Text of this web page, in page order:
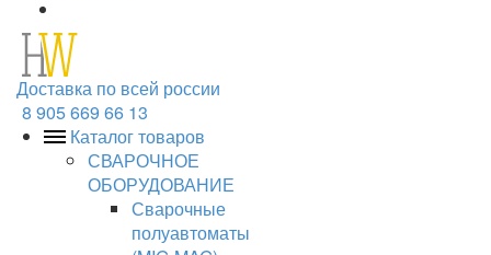
Доставка по всей россии
8 905 669 66 13
Каталог товаров
СВАРОЧНОЕ
ОБОРУДОВАНИЕ
Сварочные
полуавтоматы